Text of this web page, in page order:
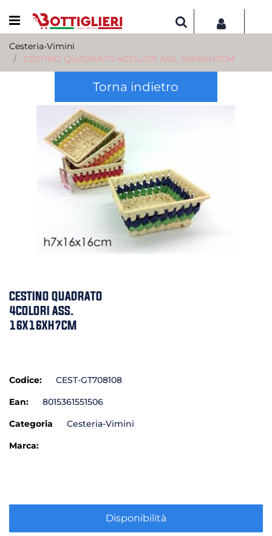
Open menu
Cesteria-Vimini
CESTINO QUADRATO 4COLORI ASS. 16X16XH7CM
Torna indietro
CESTINO QUADRATO
4COLORI ASS.
16X16XH7CM
Codice:
CEST-GT708108
Ean:
8015361551506
Categoria
Cesteria-Vimini
Marca:
Disponibilità